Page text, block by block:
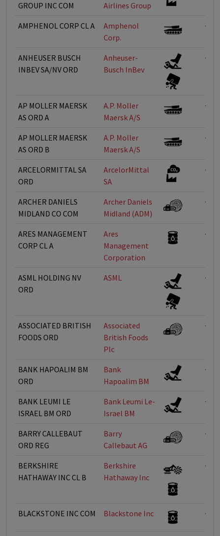
GROUP INC COM
Airlines Group
AMPHENOL CORP CL A
Amphenol
Corp.
<1%
ANHEUSER BUSCH
INBEV SA/NV ORD
Anheuser-
Busch InBev
<1%
AP MOLLER MAERSK
AS ORD A
A.P. Moller 
Maersk A/S
<1%
AP MOLLER MAERSK
AS ORD B
A.P. Moller 
Maersk A/S
<1%
ARCELORMITTAL SA
ORD
ArcelorMittal
SA
<1%
ARCHER DANIELS
MIDLAND CO COM
Archer Daniels
Midland (ADM)
<1%
ARES MANAGEMENT
CORP CL A
Ares
Management
Corporation
<1%
ASML HOLDING NV
ORD
ASML <1%
ASSOCIATED BRITISH
FOODS ORD
Associated
British Foods
Plc
<1%
BANK HAPOALIM BM
ORD
Bank
Hapoalim BM
<1%
BANK LEUMI LE
ISRAEL BM ORD
Bank Leumi Le-
Israel BM
<1%
BARRY CALLEBAUT
ORD REG
Barry
Callebaut AG
<1%
BERKSHIRE
HATHAWAY INC CL B
Berkshire
Hathaway Inc
<1%
BLACKSTONE INC COM Blackstone Inc <1%